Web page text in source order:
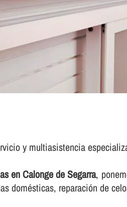
y multiasistencia
en Calonge de Segarra,
domésticas, reparación de